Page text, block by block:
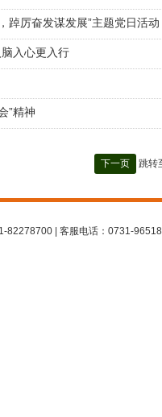
踔厉奋发谋发展”主题党日活动
入心更入行
”精神
下一页 跳转
82278700 | 客服电话：0731-